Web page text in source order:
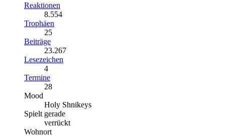
Reaktionen
8.554
Trophäen
25
Beiträge
23.267
Lesezeichen
4
Termine
28
Mood
Holy Shnikeys
Spielt gerade
verrückt
Wohnort